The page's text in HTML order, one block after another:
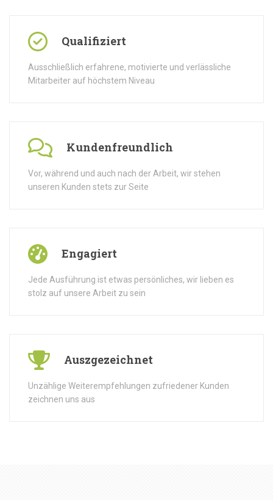
Qualifiziert
Ausschließlich erfahrene, motivierte und verlässliche
Mitarbeiter auf höchstem Niveau
Kundenfreundlich
Vor, während und auch nach der Arbeit, wir stehen
unseren Kunden stets zur Seite
Engagiert
Jede Ausführung ist etwas persönliches, wir lieben es
stolz auf unsere Arbeit zu sein
Auszgezeichnet
Unzählige Weiterempfehlungen zufriedener Kunden
zeichnen uns aus